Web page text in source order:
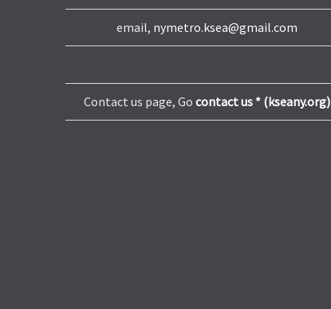
email, nymetro.ksea@gmail.com
Contact us page, Go contact us * (kseany.org)